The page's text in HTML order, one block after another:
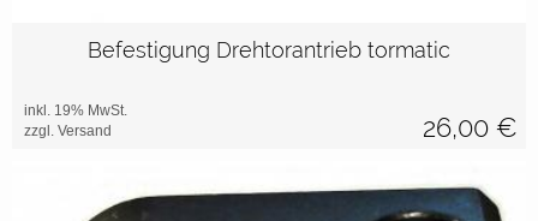
Befestigung Drehtorantrieb tormatic
inkl. 19% MwSt.
zzgl. Versand
26,00 €